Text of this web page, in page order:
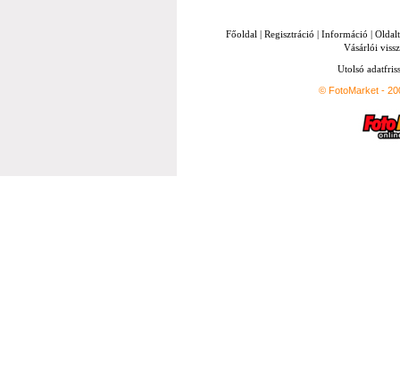
Főoldal | Regisztráció | Információ |
Vásárlói
Utolsó
© FotoMarket -